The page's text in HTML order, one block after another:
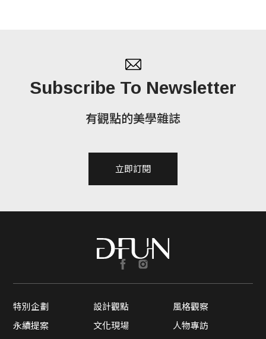
Subscribe To Newsletter
有觀點的美學雜誌
立即訂閱
特別企劃 設計觀點
風格觀察
永續提案
文化現場 人物專訪